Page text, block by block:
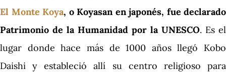
El Monte Koya, o Koyasan en japonés, fue declarado
Patrimonio de la Humanidad por la UNESCO. Es el
lugar donde hace más de 1000 años llegó Kobo
Daishi y estableció allí su centro religioso para